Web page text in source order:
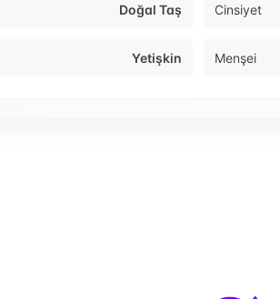
Doğal Taş Cinsiyet
Yetişkin Menşei